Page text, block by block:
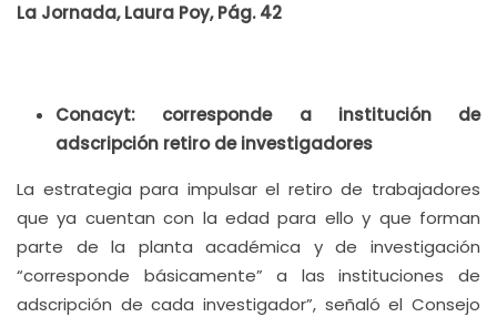
La Jornada, Laura Poy, Pág. 42
Conacyt: corresponde a institución de
adscripción retiro de investigadores
La estrategia para impulsar el retiro de trabajadores
que ya cuentan con la edad para ello y que forman
parte de la planta académica y de investigación
“corresponde básicamente” a las instituciones de
adscripción de cada investigador”, señaló el Consejo